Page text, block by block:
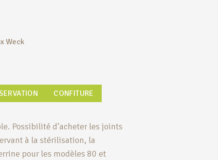
Weck
CONFITURE
Possibilité d’acheter les joints
à la stérilisation, la
pour les modèles 80 et